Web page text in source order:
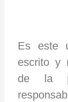
Es este
escrito y
de la